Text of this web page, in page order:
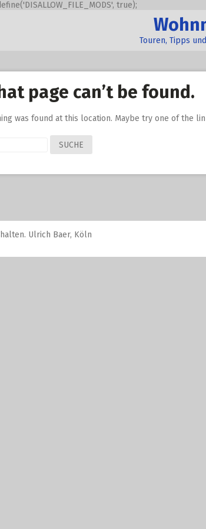
true);
Touren, Tipps
page can’t be found.
was found at this location. Maybe try one of the
Ulrich Baer, Köln